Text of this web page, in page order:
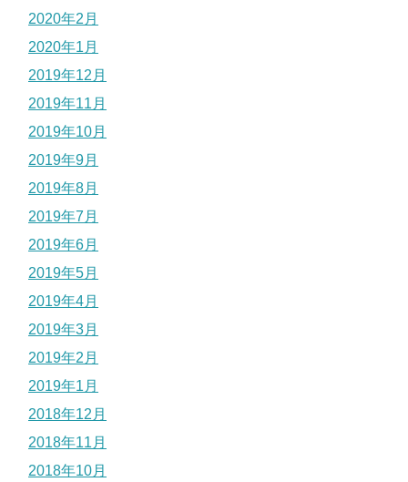
2020年2月
2020年1月
2019年12月
2019年11月
2019年10月
2019年9月
2019年8月
2019年7月
2019年6月
2019年5月
2019年4月
2019年3月
2019年2月
2019年1月
2018年12月
2018年11月
2018年10月